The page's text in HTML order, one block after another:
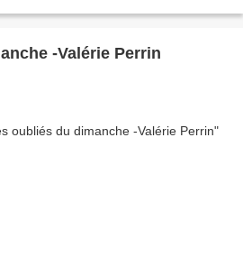
-Valérie Perrin